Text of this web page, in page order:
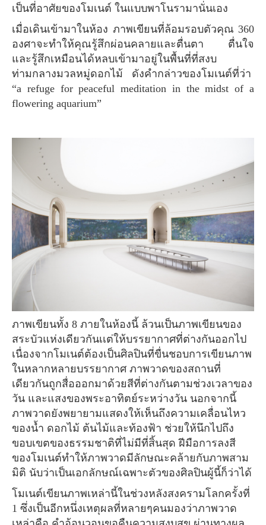
เป็นที่อาศัยของโมเนต์ ในแบบพาโนรามานั่นเอง
เมื่อเดินเข้ามาในห้อง ภาพเขียนที่ล้อมรอบตัวคุณ 360
องศาจะทำให้คุณรู้สึกผ่อนคลายและตื่นตา ตื่นใจ
และรู้สึกเหมือนได้หลบเข้ามาอยู่ในพื้นที่ที่สงบ
ท่ามกลางมวลหมู่ดอกไม้ ดังคำกล่าวของโมเนต์ที่ว่า
“a refuge for peaceful meditation in the midst of a
flowering aquarium”
ภาพเขียนทั้ง 8 ภายในห้องนี้ ล้วนเป็นภาพเขียนของ
สระบัวแห่งเดียวกันเเต่ให้บรรยากาศที่ต่างกันออกไป
เนื่องจากโมเนต์ต้องเป็นศิลปินที่ขื่นชอบการเขียนภาพ
ในหลากหลายบรรยากาศ ภาพวาดของสถานที่
เดียวกันถูกสื่อออกมาด้วยสีที่ต่างกันตามช่วงเวลาของ
วัน และแสงของพระอาทิตย์ระหว่างวัน นอกจากนี้
ภาพวาดยังพยายามแสดงให้เห็นถึงความเคลื่อนไหว
ของน้ำ ดอกไม้ ต้นไม้และท้องฟ้า ช่วยให้นึกไปถึง
ขอบเขตของธรรมชาติที่ไม่มีที่สิ้นสุด ฝีมือการลงสี
ของโมเนต์ทำให้ภาพวาดมีลักษณะคล้ายกับภาพสาม
มิติ นับว่าเป็นเอกลักษณ์เฉพาะตัวของศิลปินผู้นี้ก็ว่าได้
โมเนต์เขียนภาพเหล่านี้ในช่วงหลังสงครามโลกครั้งที่
1 ซึ่งเป็นอีกหนึ่งเหตุผลที่หลายๆคนมองว่าภาพวาด